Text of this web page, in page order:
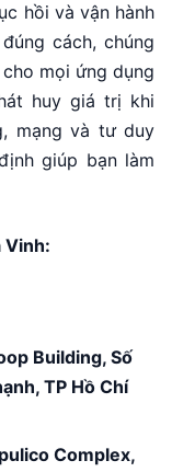
hồi và vận hành
cách, chúng
mọi ứng dụng
huy giá trị khi
mạng và tư duy
giúp bạn làm
Vinh:
Building, Số
TP Hồ Chí
Complex,